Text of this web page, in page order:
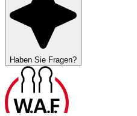
Haben Sie Fragen?